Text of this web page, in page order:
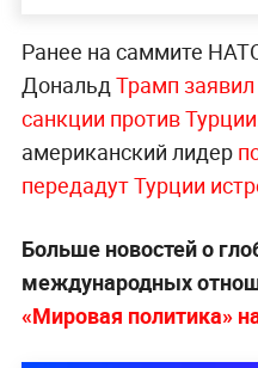
Ранее на саммите
ДональдТрамп
санкции против Турции
американский лидер
передадут Турции
Больше новостей о
международных
«Мировая политика»